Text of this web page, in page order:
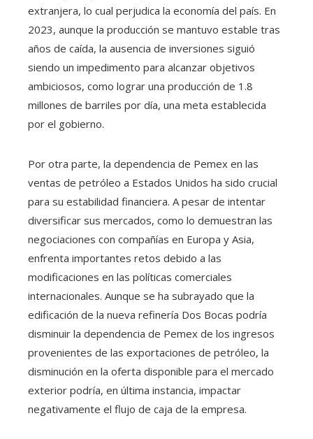
extranjera, lo cual perjudica la economía del país. En
2023, aunque la producción se mantuvo estable tras
años de caída, la ausencia de inversiones siguió
siendo un impedimento para alcanzar objetivos
ambiciosos, como lograr una producción de 1.8
millones de barriles por día, una meta establecida
por el gobierno.
Por otra parte, la dependencia de Pemex en las
ventas de petróleo a Estados Unidos ha sido crucial
para su estabilidad financiera. A pesar de intentar
diversificar sus mercados, como lo demuestran las
negociaciones con compañías en Europa y Asia,
enfrenta importantes retos debido a las
modificaciones en las políticas comerciales
internacionales. Aunque se ha subrayado que la
edificación de la nueva refinería Dos Bocas podría
disminuir la dependencia de Pemex de los ingresos
provenientes de las exportaciones de petróleo, la
disminución en la oferta disponible para el mercado
exterior podría, en última instancia, impactar
negativamente el flujo de caja de la empresa.